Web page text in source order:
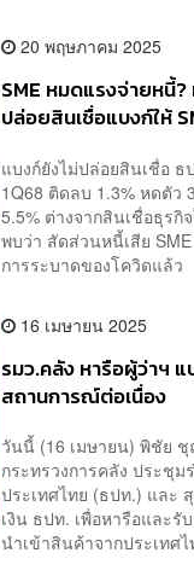
20 พฤษภาคม 2025
SME หมดแรงจ่ายหนี้
ปล่อยสินเชื่อแบงก์ให้
แบงก์ยังไม่ปล่อยสินเชื่อ
1Q68 ติดลบ 1.3% หดตัว
5.5% ต่างจากสินเชื่อธุรกิ
พบว่า สัดส่วนหนี้เสีย SME
การระบาดของโควิดแล้
16 เมษายน 2025
รมว.คลัง หารือผู้ว่าฯ
สถานการณ์ต่อเนื่อง
วันนี้ (16 เมษายน) พิชัย
กระทรวงการคลัง ประชุ
ประเทศไทย (ธปท.) และ
เงิน ธปท. เพื่อหารือและรั
นำเข้าสินค้าจากประเทศ